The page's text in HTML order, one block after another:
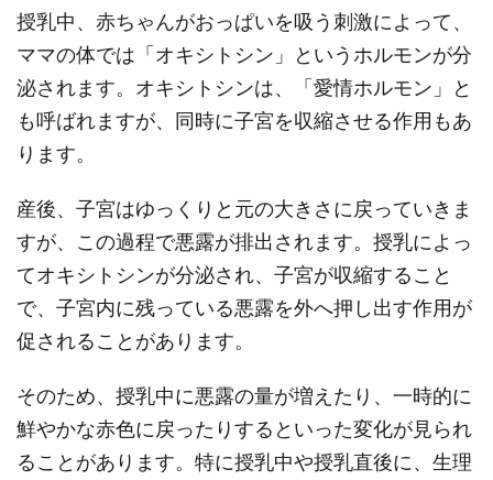
授乳中、赤ちゃんがおっぱいを吸う刺激によって、
ママの体では「オキシトシン」というホルモンが分
泌されます。オキシトシンは、「愛情ホルモン」と
も呼ばれますが、同時に子宮を収縮させる作用もあ
ります。
産後、子宮はゆっくりと元の大きさに戻っていきま
すが、この過程で悪露が排出されます。授乳によっ
てオキシトシンが分泌され、子宮が収縮すること
で、子宮内に残っている悪露を外へ押し出す作用が
促されることがあります。
そのため、授乳中に悪露の量が増えたり、一時的に
鮮やかな赤色に戻ったりするといった変化が見られ
ることがあります。特に授乳中や授乳直後に、生理